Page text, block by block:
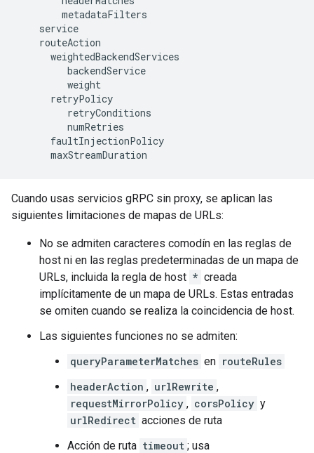
metadataFilters
service
routeAction
weightedBackendServices
backendService
weight
retryPolicy
retryConditions
numRetries
faultInjectionPolicy
maxStreamDuration
Cuando usas servicios gRPC sin proxy, se aplican las
siguientes limitaciones de mapas de URLs:
No se admiten caracteres comodín en las reglas de
host ni en las reglas predeterminadas de un mapa de
URLs, incluida la regla de host * creada
implícitamente de un mapa de URLs. Estas entradas
se omiten cuando se realiza la coincidencia de host.
Las siguientes funciones no se admiten:
queryParameterMatches en routeRules
headerAction , urlRewrite ,
requestMirrorPolicy , corsPolicy y
urlRedirect acciones de ruta
Acción de ruta timeout ; usa